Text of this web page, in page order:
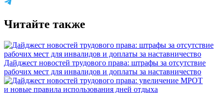
Читайте также
Дайджест новостей трудового права: штрафы за отсутствие
рабочих мест для инвалидов и доплаты за наставничество